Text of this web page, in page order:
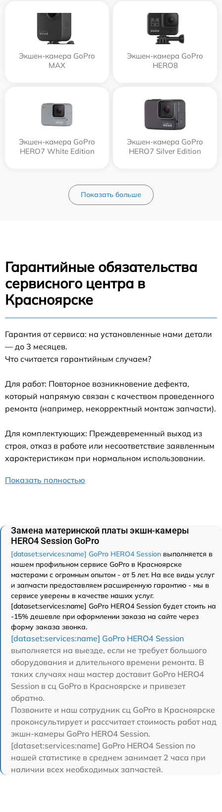
Экшен-камера GoPro
MAX
Экшен-камера GoPro
HERO8
Экшен-камера GoPro
HERO7 White Edition
Экшен-камера GoPro
HERO7 Silver Edition
Показать больше
Гарантийные обязательства
сервисного центра в
Красноярске
Гарантия от сервиса: на установленные нами детали
— до 3 месяцев.
Что считается гарантийным случаем?
Для работ: Повторное возникновение дефекта,
который напрямую связан с качеством проведенного
ремонта (например, некорректный монтаж запчасти).
Для комплектующих: Преждевременный выход из
строя, отказ в работе или несоответствие заявленным
характеристикам при нормальном использовании.
Показать полностью
Замена материнской платы экшн-камеры
HERO4 Session GoPro
[dataset:services:name] GoPro HERO4 Session выполняется в
нашем профильном сервисе GoPro в Красноярске
мастерами с огромным опытом - от 5 лет. На все виды услуг
и запчасти предоставляем расширенную гарантию - мы в
сервисе уверены в качестве наших услуг.
[dataset:services:name] GoPro HERO4 Session будет стоить на
-15% дешевле при оформлении заказа на сайте через
форму заказа звонка.
[dataset:services:name] GoPro HERO4 Session
выполняется на выезде, если не требует большого
оборудования и длительного времени ремонта. В
таких случаях наш мастер доставит GoPro HERO4
Session в сц GoPro в Красноярске и привезет
обратно.
Позвоните и наш сотрудник сц GoPro в Красноярске
проконсультирует и рассчитает стоимость работ над
экшн-камеры GoPro HERO4 Session.
[dataset:services:name] GoPro HERO4 Session по
нашей статистике в среднем занимает 2 часа при
наличии всех необходимых запчастей.